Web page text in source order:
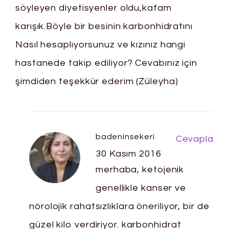
söyleyen diyetisyenler oldu,kafam
karışık.Böyle bir besinin karbonhidratını
Nasıl hesaplıyorsunuz ve kızınız hangi
hastanede takip ediliyor? Cevabınız için
şimdiden teşekkür ederim (Züleyha)
badeninsekeri
30 Kasım 2016
merhaba, ketojenik
genellikle kanser ve
nörolojik rahatsızlıklara öneriliyor, bir de
güzel kilo verdiriyor. karbonhidrat
Cevapla